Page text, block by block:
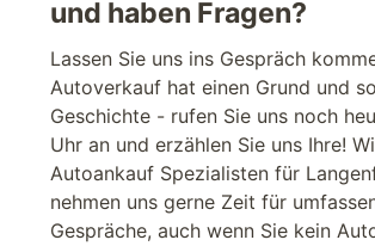
und haben Fragen?
Lassen Sie uns ins Gespräch
Autoverkauf hat einen Grund und
Geschichte - rufen Sie uns noch
Uhr an und erzählen Sie uns Ihre!
Autoankauf Spezialisten für
nehmen uns gerne Zeit für
Gespräche, auch wenn Sie kein